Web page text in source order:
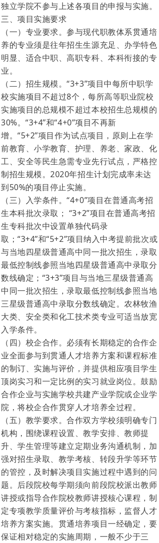
独立学院不参与上述各项目的申报与实施。
三、项目实施要求
（一）专业要求。参与现代职教体系贯通培
养的专业须是往年招生生源充足、办学特色
明显、适合中职、高职专科、本科衔接的专
业。
（二）招生规模。“3+3”项目中每所中职学
校实施项目不超过8个，每所高等职业院校
实施项目的总规模不超过本校招生总规模的
30%。“3+4”和“4+0”项目不再新
增。“5+2”项目作为试点项目，原则上在学
前教育、小学教育、护理、养老、家政、化
工、安全等民生急需专业先行试点，严格控
制招生规模。2020年招生计划完成率未达
到50%的项目停止实施。
（三）入学条件。“4+0”项目在普通高考招
生本科批次录取； “3+2”项目在普通高考招
生专科批次中设置单独代码录
取；“3+4”和“5+2”项目纳入中考提前批次或
与当地四星级普通高中同一批次招生，录取
最低控制线参照当地四星级普通高中录取分
数线确定；“3+3”项目与当地三星级普通高
中同一批次招生，录取最低控制线参照当地
三星级普通高中录取分数线确定。农林牧渔
大类、安全类和化工技术类专业可适当放宽
入学条件。
（四）校企合作。必须有长期稳定的合作企
业全面参与到贯通人才培养方案和课程标准
的制订、实施与评价，并提供相应项目学生
顶岗实习和一定比例的实习就业岗位。鼓励
合作企业与实施学校共建产业学院或企业学
院，将校企合作贯穿人才培养全过程。
（五）教学要求。合作双方学校须明确专门
机构，围绕课程设置、教学安排、教师提
升、学生管理等建立定期业务沟通机制，加
强对招生录取、教学考核、转段升学等环节
的管控，及时解决项目实施过程中遇到的问
题。后段院校每学期须向前段院校派出教师
讲授或指导合作院校教师讲授核心课程，制
定专项教学质量评价与考核指标，监督人才
培养方案实施。贯通培养项目一经确定，要
保证相对稳定的实施周期，一般不少于三